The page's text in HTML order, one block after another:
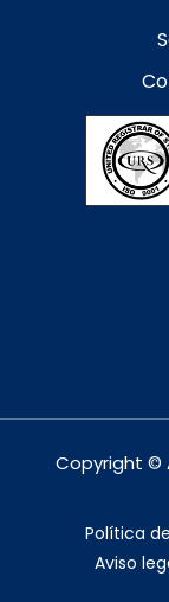
Copyright ©
Política
Aviso